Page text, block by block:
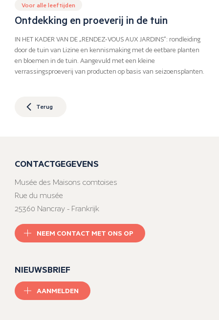
Voor alle leeftijden
Ontdekking en proeverij in de tuin
IN HET KADER VAN DE „RENDEZ-VOUS AUX JARDINS”: rondleiding
door de tuin van Lizine en kennismaking met de eetbare planten
en bloemen in de tuin. Aangevuld met een kleine
verrassingsproeverij van producten op basis van seizoensplanten.
Terug
CONTACTGEGEVENS
Musée des Maisons comtoises
Rue du musée
25360 Nancray - Frankrijk
NEEM CONTACT MET ONS OP
NIEUWSBRIEF
AANMELDEN